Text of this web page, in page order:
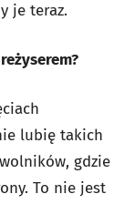
je teraz.
lubię takich
gdzie
To nie jest